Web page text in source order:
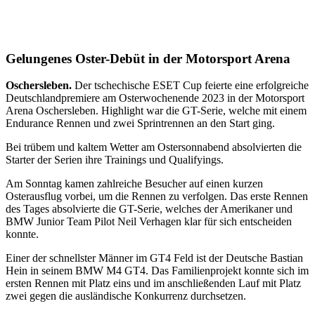
Gelungenes Oster-Debüt in der Motorsport Arena
Oschersleben. Der tschechische ESET Cup feierte eine erfolgreiche
Deutschlandpremiere am Osterwochenende 2023 in der Motorsport
Arena Oschersleben. Highlight war die GT-Serie, welche mit einem
Endurance Rennen und zwei Sprintrennen an den Start ging.
Bei trübem und kaltem Wetter am Ostersonnabend absolvierten die
Starter der Serien ihre Trainings und Qualifyings.
Am Sonntag kamen zahlreiche Besucher auf einen kurzen
Osterausflug vorbei, um die Rennen zu verfolgen. Das erste Rennen
des Tages absolvierte die GT-Serie, welches der Amerikaner und
BMW Junior Team Pilot Neil Verhagen klar für sich entscheiden
konnte.
Einer der schnellster Männer im GT4 Feld ist der Deutsche Bastian
Hein in seinem BMW M4 GT4. Das Familienprojekt konnte sich im
ersten Rennen mit Platz eins und im anschließenden Lauf mit Platz
zwei gegen die ausländische Konkurrenz durchsetzen.